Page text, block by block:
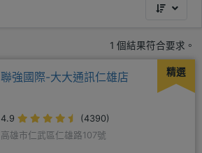
1 個結果符合要求。
精選
聯強國際-大大通訊仁雄店
4.9
(4390)
高雄市仁武區仁雄路107號